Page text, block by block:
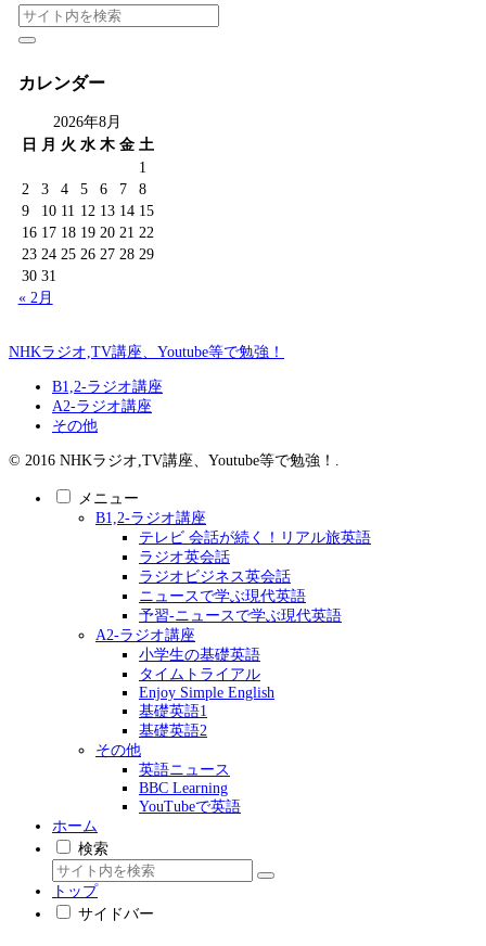
カレンダー
2026年8月
日 月 火 水 木 金 土
1
2
3 4 5 6 7
8
9
10 11 12 13 14 15
16 17 18 19 20 21 22
23 24 25 26 27 28 29
30 31
« 2月
NHKラジオ,TV講座、Youtube等で勉強！
B1,2-ラジオ講座
A2-ラジオ講座
その他
© 2016 NHKラジオ,TV講座、Youtube等で勉強！.
メニュー
B1,2-ラジオ講座
テレビ 会話が続く！リアル旅英語
ラジオ英会話
ラジオビジネス英会話
ニュースで学ぶ現代英語
予習-ニュースで学ぶ現代英語
A2-ラジオ講座
小学生の基礎英語
タイムトライアル
Enjoy Simple English
基礎英語1
基礎英語2
その他
英語ニュース
BBC Learning
YouTubeで英語
ホーム
検索
トップ
サイドバー